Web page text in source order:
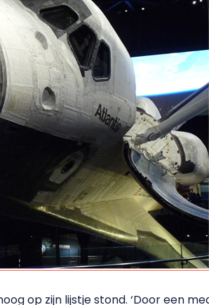
op zijn lijstje stond. ‘Door een